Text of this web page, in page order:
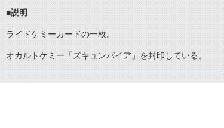
■説明
ライドケミーカードの一枚。
オカルトケミー「ズキュンパイア」を封印している。